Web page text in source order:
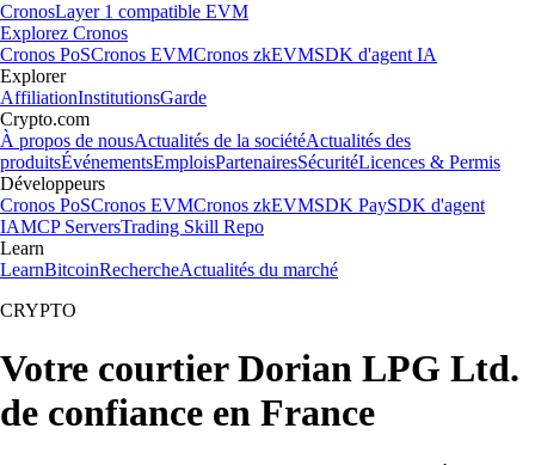
CronosLayer 1 compatible EVM
Explorez Cronos
Cronos PoSCronos EVMCronos zkEVMSDK d'agent IA
Explorer
AffiliationInstitutionsGarde
Crypto.com
À propos de nousActualités de la sociétéActualités des
produitsÉvénementsEmploisPartenairesSécuritéLicences & Permis
Développeurs
Cronos PoSCronos EVMCronos zkEVMSDK PaySDK d'agent
IAMCP ServersTrading Skill Repo
Learn
LearnBitcoinRechercheActualités du marché
CRYPTO
Votre courtier Dorian LPG Ltd.
de confiance en France